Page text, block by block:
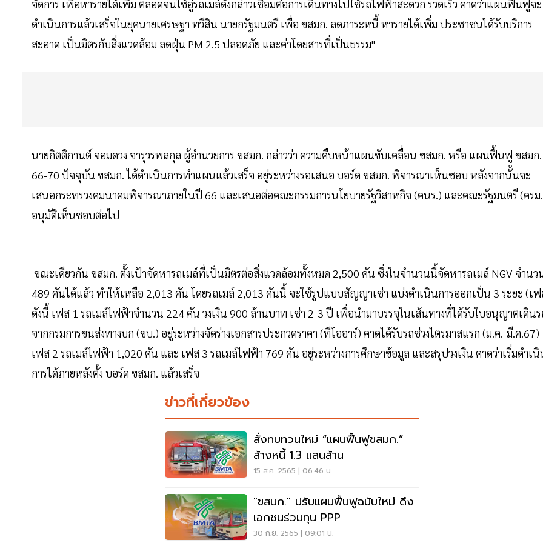
จัดการ เพื่อหารายได้เพิ่ม ตลอดจนใช้อู่รถเมล์ดังกล่าวเชื่อมต่อการเดินทางไปใช้รถไฟฟ้าสะดวก รวดเร็ว คาดว่าแผนฟื้นฟูจะ
ดำเนินการแล้วเสร็จในยุคนายเศรษฐา ทวีสิน นายกรัฐมนตรี เพื่อ ขสมก. ลดภาระหนี้ หารายได้เพิ่ม ประชาชนได้รับบริการ
สะอาด เป็นมิตรกับสิ่งแวดล้อม ลดฝุ่น PM 2.5 ปลอดภัย และค่าโดยสารที่เป็นธรรม"
นายกิตติกานต์ จอมดวง จารุวรพลกุล ผู้อำนวยการ ขสมก. กล่าวว่า ความคืบหน้าแผนขับเคลื่อน ขสมก. หรือ แผนฟื้นฟู ขสมก
66-70 ปัจจุบัน ขสมก. ได้ดำเนินการทำแผนแล้วเสร็จ อยู่ระหว่างรอเสนอ บอร์ด ขสมก. พิจารณาเห็นชอบ หลังจากนั้นจะ
เสนอกระทรวงคมนาคมพิจารณาภายในปี 66 และเสนอต่อคณะกรรมการนโยบายรัฐวิสาหกิจ (คนร.) และคณะรัฐมนตรี (ครม
อนุมัติเห็นชอบต่อไป
ขณะเดียวกัน ขสมก. ตั้งเป้าจัดหารถเมล์ที่เป็นมิตรต่อสิ่งแวดล้อมทั้งหมด 2,500 คัน ซึ่งในจำนวนนี้จัดหารถเมล์ NGV จำนว
489 คันได้แล้ว ทำให้เหลือ 2,013 คัน โดยรถเมล์ 2,013 คันนี้ จะใช้รูปแบบสัญญาเช่า แบ่งดำเนินการออกเป็น 3 ระยะ (เ
ดังนี้ เฟส 1 รถเมล์ไฟฟ้าจำนวน 224 คัน วงเงิน 900 ล้านบาท เช่า 2-3 ปี เพื่อนำมาบรรจุในเส้นทางที่ได้รับใบอนุญาตเดิน
จากกรมการขนส่งทางบก (ขบ.) อยู่ระหว่างจัดร่างเอกสารประกวดราคา (ทีโออาร์) คาดได้รับรถช่วงไตรมาสแรก (ม.ค.-มี.ค.67)
เฟส 2 รถเมล์ไฟฟ้า 1,020 คัน และ เฟส 3 รถเมล์ไฟฟ้า 769 คัน อยู่ระหว่างการศึกษาข้อมูล และสรุปวงเงิน คาดว่าเริ่มดำเ
การได้ภายหลังตั้ง บอร์ด ขสมก. แล้วเสร็จ
ข่าวที่เกี่ยวข้อง
สั่งทบทวนใหม่ “แผนฟื้นฟูขสมก.”
ล้างหนี้ 1.3 แสนล้าน
15 ส.ค. 2565 | 06:46 น.
"ขสมก." ปรับแผนฟื้นฟูฉบับใหม่ ดึง
เอกชนร่วมทุน PPP
30 ก.ย. 2565 | 09:01 น.